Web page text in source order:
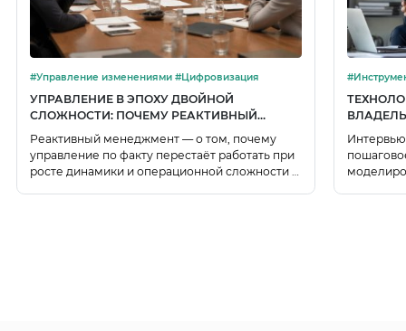
#Управление изменениями #Цифровизация
УПРАВЛЕНИЕ В ЭПОХУ ДВОЙНОЙ
СЛОЖНОСТИ: ПОЧЕМУ РЕАКТИВНЫЙ
МЕНЕДЖМЕНТ НЕ ПОСПЕВАЕТ ЗА
Реактивный менеджмент — о том, почему
управление по факту перестаёт работать при
росте динамики и операционной сложности и